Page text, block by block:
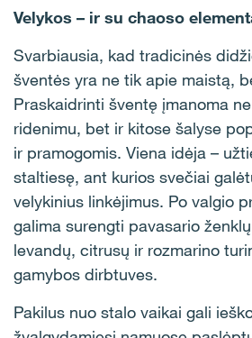
Velykos – ir su chaoso
Svarbiausia, kad tradicinės
šventės yra ne tik apie maistą,
Praskaidrinti šventę įmanoma
ridenimu, bet ir kitose šalyse
ir pramogomis. Viena idėja –
staltiesę, ant kurios svečiai
velykinius linkėjimus. Po valgio
galima surengti pavasario
levandų, citrusų ir rozmarino
gamybos dirbtuves.
Pakilus nuo stalo vaikai gali